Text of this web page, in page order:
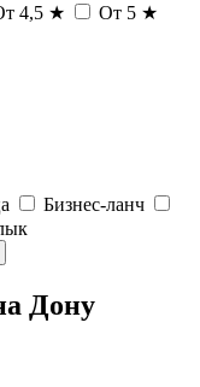
4,5 ★ От 5 ★
Бизнес-ланч
Дону